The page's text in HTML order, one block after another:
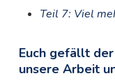
Teil 7: Viel
Euch gefällt
unsere Arbeit